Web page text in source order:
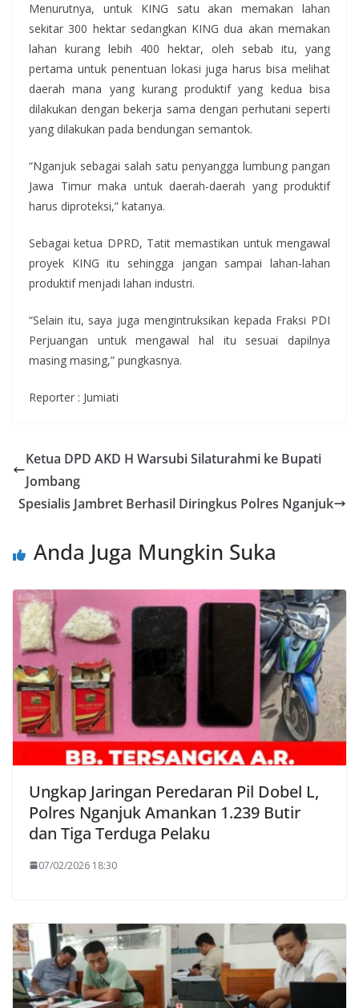
Menurutnya, untuk KING satu akan memakan lahan
sekitar 300 hektar sedangkan KING dua akan memakan
lahan kurang lebih 400 hektar, oleh sebab itu, yang
pertama untuk penentuan lokasi juga harus bisa melihat
daerah mana yang kurang produktif yang kedua bisa
dilakukan dengan bekerja sama dengan perhutani seperti
yang dilakukan pada bendungan semantok.
“Nganjuk sebagai salah satu penyangga lumbung pangan
Jawa Timur maka untuk daerah-daerah yang produktif
harus diproteksi,” katanya.
Sebagai ketua DPRD, Tatit memastikan untuk mengawal
proyek KING itu sehingga jangan sampai lahan-lahan
produktif menjadi lahan industri.
“Selain itu, saya juga mengintruksikan kepada Fraksi PDI
Perjuangan untuk mengawal hal itu sesuai dapilnya
masing masing,” pungkasnya.
Reporter : Jumiati
Ketua DPD AKD H Warsubi Silaturahmi ke Bupati
Jombang
Spesialis Jambret Berhasil Diringkus Polres Nganjuk
Anda Juga Mungkin Suka
Ungkap Jaringan Peredaran Pil Dobel L,
Polres Nganjuk Amankan 1.239 Butir
dan Tiga Terduga Pelaku
07/02/2026 18:30